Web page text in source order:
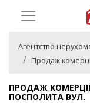
Агентство
Продаж
ПРОДАЖ
ПОСПОЛИТА ВУЛ.